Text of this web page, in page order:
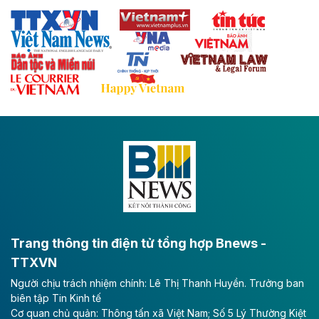
Thái Nguyên và các tỉnh trung du, miền núi phía Bắc
với hệ thống cửa khẩu quốc tế tại Lạng Sơn.
Theo baodautu.vn
Đề xuất đầu tư 11.500 tỷ đồng xây dựng cao
tốc CT.11 qua Ninh Bình
Đông A dài khoảng 25,1 km được kỳ vọng sẽ tạo động
lực phát triển kinh tế - xã hội khu vực phía Nam đồng
Long Thành
Tổng công ty Cảng hàng không Việt Nam - CTCP
(ACV) vừa lập kỷ lục mới về lợi nhuận trong quý
II/2026.
Trang thông tin điện tử tổng hợp Bnews -
TTXVN
Người chịu trách nhiệm chính: Lê Thị Thanh Huyền. Trưởng ban
biên tập Tin Kinh tế
Cơ quan chủ quản: Thông tấn xã Việt Nam; Số 5 Lý Thường Kiệt